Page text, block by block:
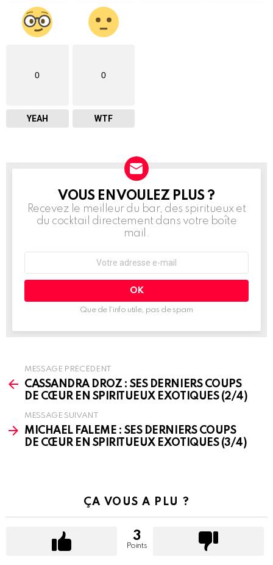
0
YEAH
0
WTF
NEWSLETTER
VOUS EN VOULEZ PLUS ?
Recevez le meilleur du bar, des spiritueux et
du cocktail directement dans votre boîte
mail.
mail
Que de l’info utile, pas de spam
more
MESSAGE PRÉCÉDENT
CASSANDRA DROZ : SES DERNIERS COUPS
DE CŒUR EN SPIRITUEUX EXOTIQUES (2/4)
MESSAGE SUIVANT
MICHAEL FALEME : SES DERNIERS COUPS
DE CŒUR EN SPIRITUEUX EXOTIQUES (3/4)
ÇA VOUS A PLU ?
3
Points